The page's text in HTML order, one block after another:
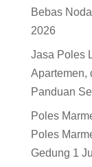
Bebas
2026
Jasa Poles
Apartemen,
Panduan
Poles
Poles
Gedung 1